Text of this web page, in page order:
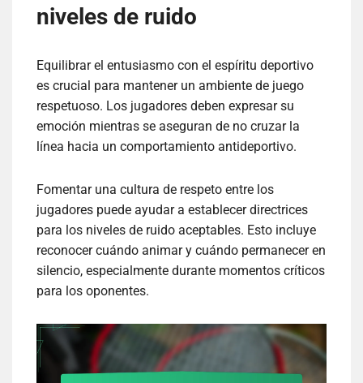
niveles de ruido
Equilibrar el entusiasmo con el espíritu deportivo
es crucial para mantener un ambiente de juego
respetuoso. Los jugadores deben expresar su
emoción mientras se aseguran de no cruzar la
línea hacia un comportamiento antideportivo.
Fomentar una cultura de respeto entre los
jugadores puede ayudar a establecer directrices
para los niveles de ruido aceptables. Esto incluye
reconocer cuándo animar y cuándo permanecer en
silencio, especialmente durante momentos críticos
para los oponentes.